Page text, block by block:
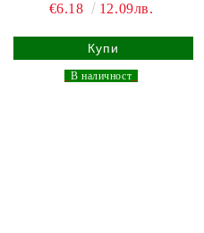
€6.18
12.09лв.
В наличност